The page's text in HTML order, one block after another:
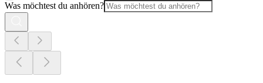
Was möchtest du anhören?